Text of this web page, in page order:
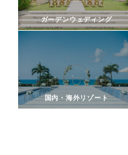
ガーデンウェディング
国内・海外リゾート